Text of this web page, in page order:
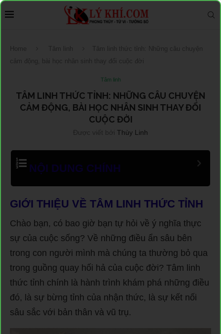
Home Tâm linh
Tâm linh thức tỉnh: Những câu chuyện
cảm động, bài học nhân sinh thay đổi cuộc đời
Tâm linh
TÂM LINH THỨC TỈNH: NHỮNG CÂU CHUYỆN
CẢM ĐỘNG, BÀI HỌC NHÂN SINH THAY ĐỔI
CUỘC ĐỜI
Được viết bởi Thùy Linh
NỘI DUNG CHÍNH
GIỚI THIỆU VỀ TÂM LINH THỨC TỈNH
Chào bạn, có bao giờ bạn tự hỏi về ý nghĩa thực
sự của cuộc sống? Về những điều ẩn sâu bên
trong con người mình mà chúng ta thường bỏ qua
trong guồng quay hối hả của cuộc đời? Tâm linh
thức tỉnh chính là hành trình khám phá những điều
đó, là sự bừng tỉnh của nhận thức, là sự kết nối
sâu sắc với bản thân và vũ trụ.